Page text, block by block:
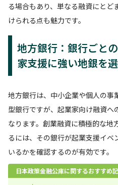
る場合もあり、単なる融資にとど
けられる点も魅力です。
地方銀行：銀行ごと
家支援に強い地銀を
地方銀行は、中小企業や個人の事
型銀行ですが、起業家向け融資
なります。創業融資に積極的な地
るには、その銀行が起業支援イベ
いるかを確認するのが有効です。
日本政策金融公庫に関するおすすめ